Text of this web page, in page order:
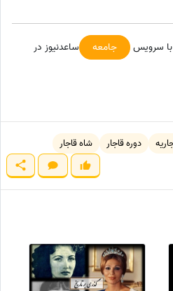
با سرویس جامعه
ساعدنیوز در
دوره قاجار شاه قاجار